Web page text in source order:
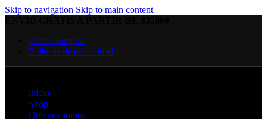
Skip to navigation Skip to main content
Como comprar
Políticas de privacidad
inicio
Shop
Quienes somos